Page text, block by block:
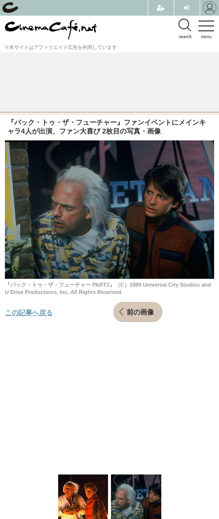
menu
search
※本サイトはアフィリエイト広告を利用しています
『バック・トゥ・ザ・フューチャー』ファンイベントにメインキ
ャラ4人が出演、ファン大喜び 2枚目の写真・画像
『バック・トゥ・ザ・フューチャー PART2』（C）1989 Universal City Studios and
U Drive Productions, Inc. All Rights Reserved.
前の画像
この記事へ戻る